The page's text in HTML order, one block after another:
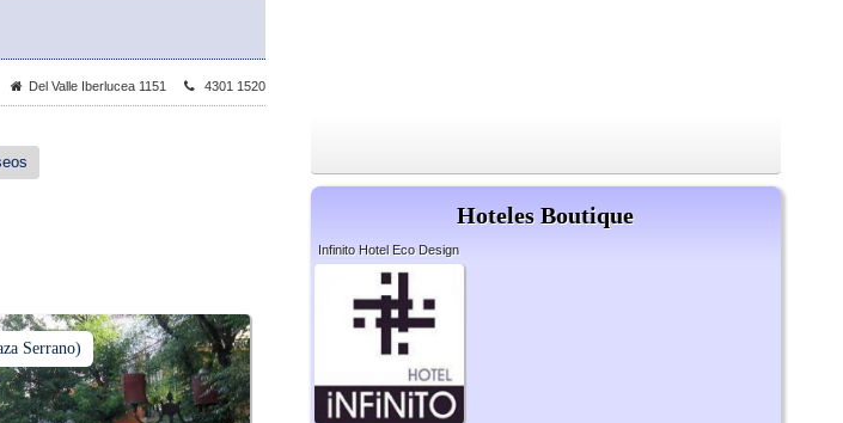
Del Valle Iberlucea 1151 4301 1520
Serrano)
Hoteles Boutique
Infinito Hotel Eco Design